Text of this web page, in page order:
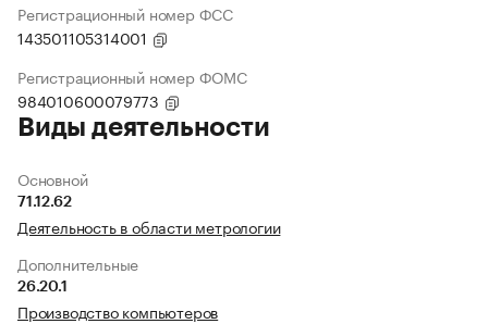
Регистрационный номер ФСС
143501105314001
Регистрационный номер ФОМС
984010600079773
Виды деятельности
Основной
71.12.62
Деятельность в области метрологии
Дополнительные
26.20.1
Производство компьютеров